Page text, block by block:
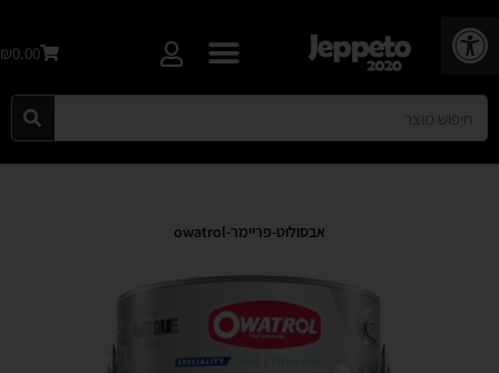
פתח סרגל נגישות
₪0.00
אבסולוט-פריימר-owatrol